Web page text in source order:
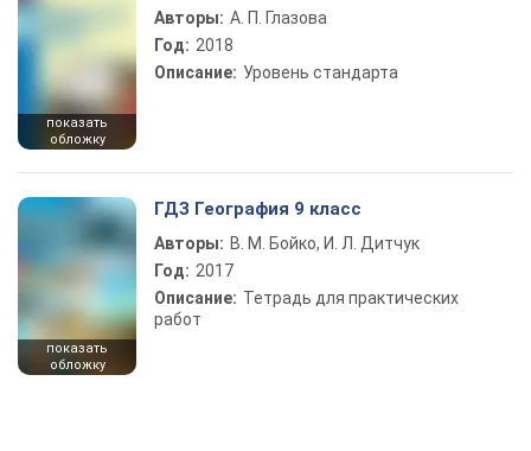
показать
обложку
Авторы: А. П. Глазова
Год: 2018
Описание: Уровень стандарта
показать
обложку
ГДЗ География 9 класс
Авторы: В. М. Бойко, И. Л. Дитчук
Год: 2017
Описание: Тетрадь для практических
работ